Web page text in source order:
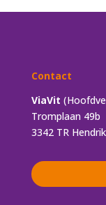
Contact
ViaVit
Tromplaan 49b
3342 TR